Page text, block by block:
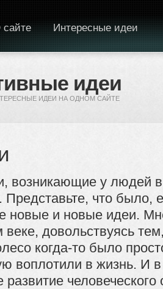
идеи
ИДЕИ НА ОДНОМ САЙТЕ
Интересные идеи
возникающие у людей
Представьте, что
новые и новые идеи.
довольствуясь
когда-то было
воплотили в жизнь. И
развитие